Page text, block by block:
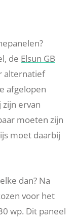
de Elsun GB
alternatief
afgelopen
ervan
moeten zijn
moet daarbij
dan? Na
voor het
wp. Dit paneel